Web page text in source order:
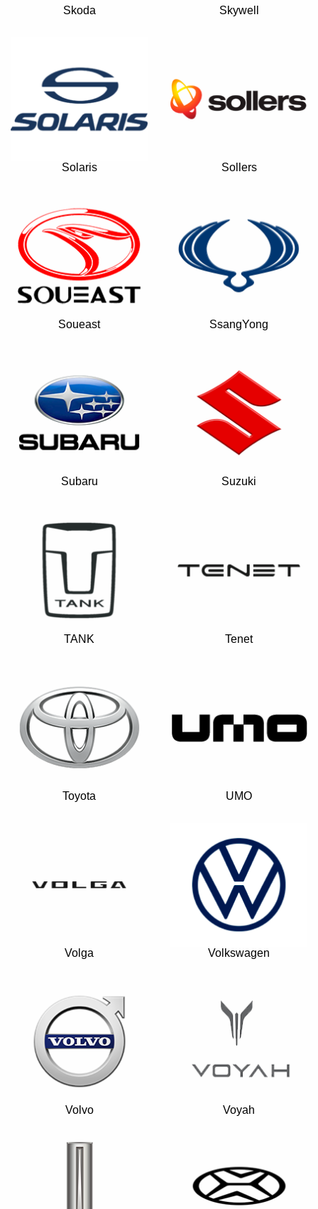
Skoda Skywell
Solaris Sollers
Soueast SsangYong
Subaru Suzuki
TANK Tenet
Toyota UMO
Volga Volkswagen
Volvo Voyah